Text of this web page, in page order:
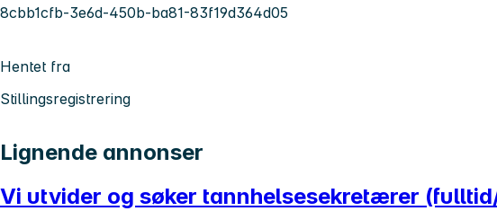
8cbb1cfb-3e6d-450b-ba81-83f19d364d05
Hentet fra
Stillingsregistrering
Lignende annonser
Vi utvider og søker tannhelsesekretærer